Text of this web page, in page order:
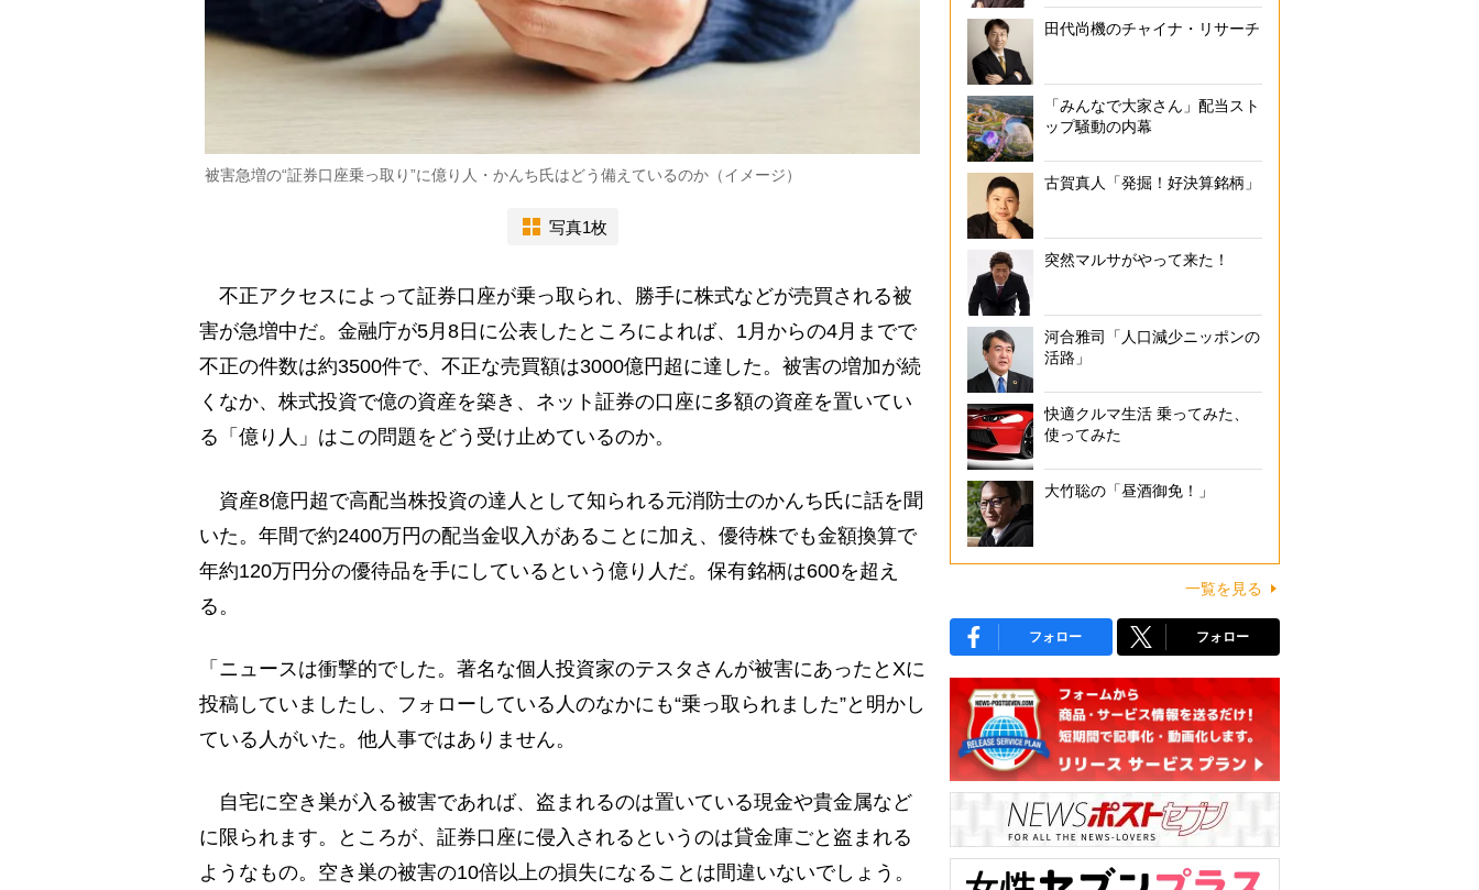
被害急増の“証券口座乗っ取り”に億り人・かんち氏はどう備えているのか（イメージ）
写真1枚
不正アクセスによって証券口座が乗っ取られ、勝手に株式などが売買される被
害が急増中だ。金融庁が5月8日に公表したところによれば、1月からの4月までで
不正の件数は約3500件で、不正な売買額は3000億円超に達した。被害の増加が続
くなか、株式投資で億の資産を築き、ネット証券の口座に多額の資産を置いてい
る「億り人」はこの問題をどう受け止めているのか。
資産8億円超で高配当株投資の達人として知られる元消防士のかんち氏に話を聞
いた。年間で約2400万円の配当金収入があることに加え、優待株でも金額換算で
年約120万円分の優待品を手にしているという億り人だ。保有銘柄は600を超え
る。
「ニュースは衝撃的でした。著名な個人投資家のテスタさんが被害にあったとXに
投稿していましたし、フォローしている人のなかにも“乗っ取られました”と明かし
ている人がいた。他人事ではありません。
自宅に空き巣が入る被害であれば、盗まれるのは置いている現金や貴金属など
に限られます。ところが、証券口座に侵入されるというのは貸金庫ごと盗まれる
ようなもの。空き巣の被害の10倍以上の損失になることは間違いないでしょう。
田代尚機のチャイナ・リサーチ
「みんなで大家さん」配当スト
ップ騒動の内幕
古賀真人「発掘！好決算銘柄」
突然マルサがやって来た！
河合雅司「人口減少ニッポンの
活路」
快適クルマ生活 乗ってみた、
使ってみた
大竹聡の「昼酒御免！」
一覧を見る
フォロー フォロー